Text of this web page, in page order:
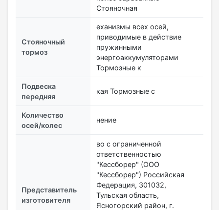
Стояночная
Стояночный
тормоз
еханизмы всех осей,
приводимые в действие
пружинными
энергоаккумуляторами
Тормозные к
Подвеска
передняя
кая Тормозные с
Количество
осей/колес
нение
Представитель
изготовителя
во с ограниченной
ответственностью
"Кессборер" (ООО
"Кессборер") Российская
Федерация, 301032,
Тульская область,
Ясногорский район, г.